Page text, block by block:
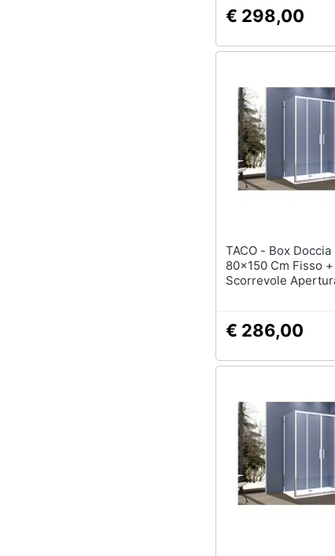
€ 298,00
TACO - Box Doccia 2 Lati
80x150 Cm Fisso
Scorrevole
€ 286,00